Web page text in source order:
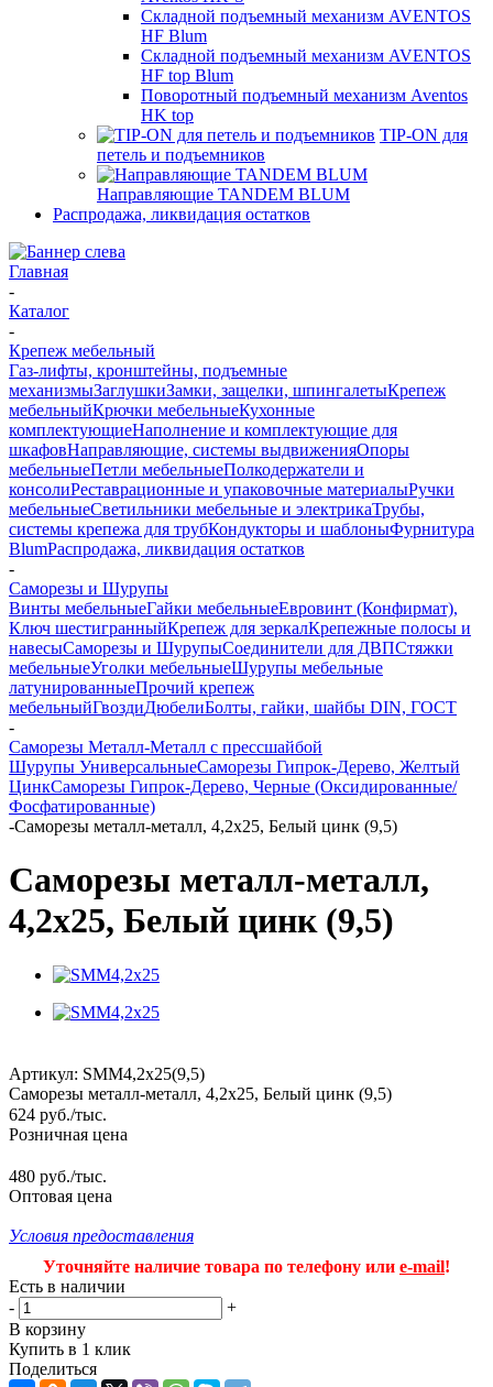
Складной подъемный механизм AVENTOS
HF Blum
Складной подъемный механизм AVENTOS
HF top Blum
Поворотный подъемный механизм Aventos
HK top
TIP-ON для
петель и подъемников
Направляющие TANDEM BLUM
Распродажа, ликвидация остатков
Главная
-
Каталог
-
Крепеж мебельный
Газ-лифты, кронштейны, подъемные
механизмыЗаглушкиЗамки, защелки, шпингалетыКрепеж
мебельныйКрючки мебельныеКухонные
комплектующиеНаполнение и комплектующие для
шкафовНаправляющие, системы выдвиженияОпоры
мебельныеПетли мебельныеПолкодержатели и
консолиРеставрационные и упаковочные материалыРучки
мебельныеСветильники мебельные и электрикаТрубы,
системы крепежа для трубКондукторы и шаблоныФурнитура
BlumРаспродажа, ликвидация остатков
-
Саморезы и Шурупы
Винты мебельныеГайки мебельныеЕвровинт (Конфирмат),
Ключ шестигранныйКрепеж для зеркалКрепежные полосы и
навесыСаморезы и ШурупыСоединители для ДВПСтяжки
мебельныеУголки мебельныеШурупы мебельные
латунированныеПрочий крепеж
мебельныйГвоздиДюбелиБолты, гайки, шайбы DIN, ГОСТ
-
Саморезы Металл-Металл с прессшайбой
Шурупы УниверсальныеСаморезы Гипрок-Дерево, Желтый
ЦинкСаморезы Гипрок-Дерево, Черные (Оксидированные/
Фосфатированные)
-Саморезы металл-металл, 4,2x25, Белый цинк (9,5)
Саморезы металл-металл,
4,2x25, Белый цинк (9,5)
Артикул: SMM4,2x25(9,5)
Саморезы металл-металл, 4,2x25, Белый цинк (9,5)
624 руб./тыс.
Розничная цена
480 руб./тыс.
Оптовая цена
Условия предоставления
Уточняйте наличие товара по телефону или e-mail!
Есть в наличии
-
+
В корзину
Купить в 1 клик
Поделиться